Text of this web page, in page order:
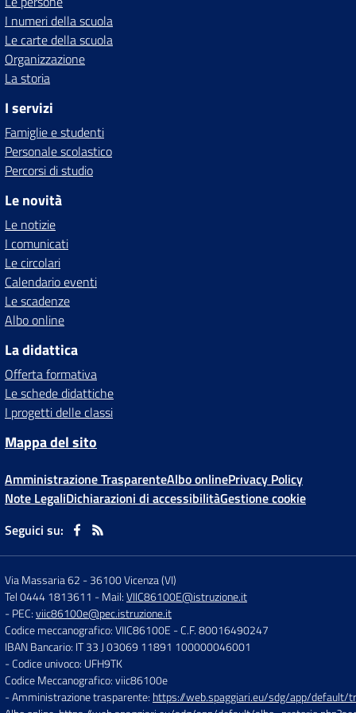
I numeri della scuola
Le carte della scuola
Organizzazione
La storia
I servizi
Famiglie e studenti
Personale scolastico
Percorsi di studio
Le novità
Le notizie
I comunicati
Le circolari
Calendario eventi
Le scadenze
Albo online
La didattica
Offerta formativa
Le schede didattiche
I progetti delle classi
Mappa del sito
Amministrazione TrasparenteAlbo onlinePrivacy Policy
Note LegaliDichiarazioni di accessibilitàGestione cookie
Seguici su:
Via Massaria 62 -36100 Vicenza (VI)
Tel 0444 1813611 - Mail:VIIC86100E@istruzione.it
- PEC:viic86100e@pec.istruzione.it
Codice meccanografico: VIIC86100E - C.F. 80016490247
IBAN Bancario: IT 33 J 03069 11891 100000046001
- Codice univoco: UFH9TK
Codice Meccanografico: viic86100e
- Amministrazione trasparente: https://web.spaggiari.eu/sdg/app/default/